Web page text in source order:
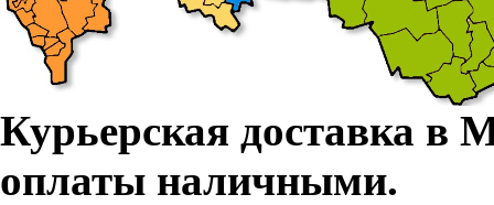
Курьерская доставка в
оплаты наличными.